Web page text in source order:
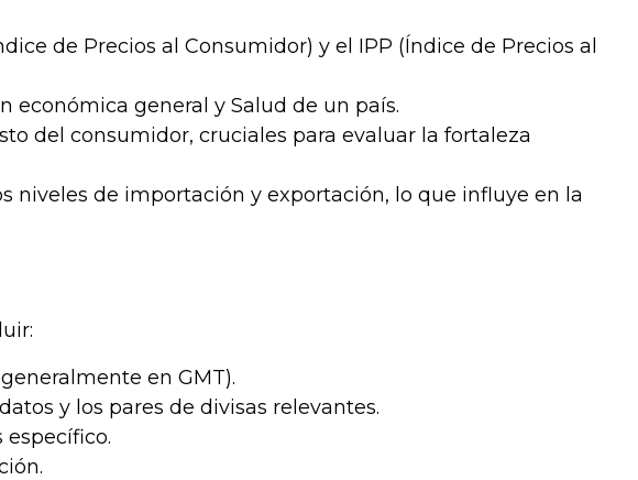
de Precios al Consumidor) y el IPP (Índice de Precios al
económica general y Salud de un país.
del consumidor, cruciales para evaluar la fortaleza
niveles de importación y exportación, lo que influye en la
en GMT).
y los pares de divisas relevantes.